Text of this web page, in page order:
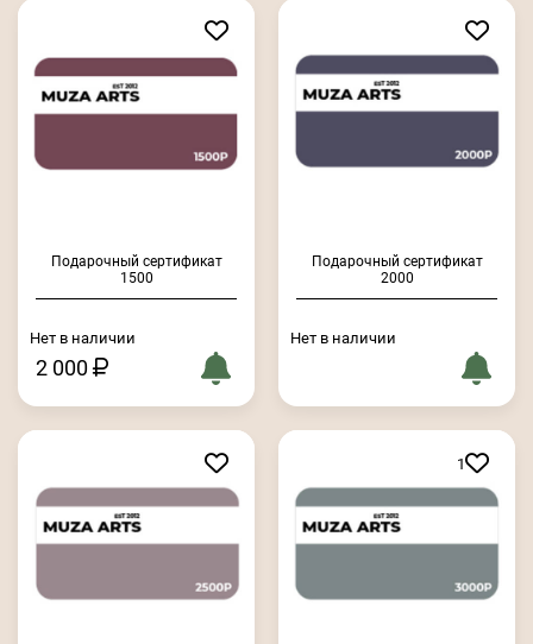
Подарочный сертификат
1500
2 000
Нет в наличии
Подарочный сертификат
2000
Нет в наличии
1